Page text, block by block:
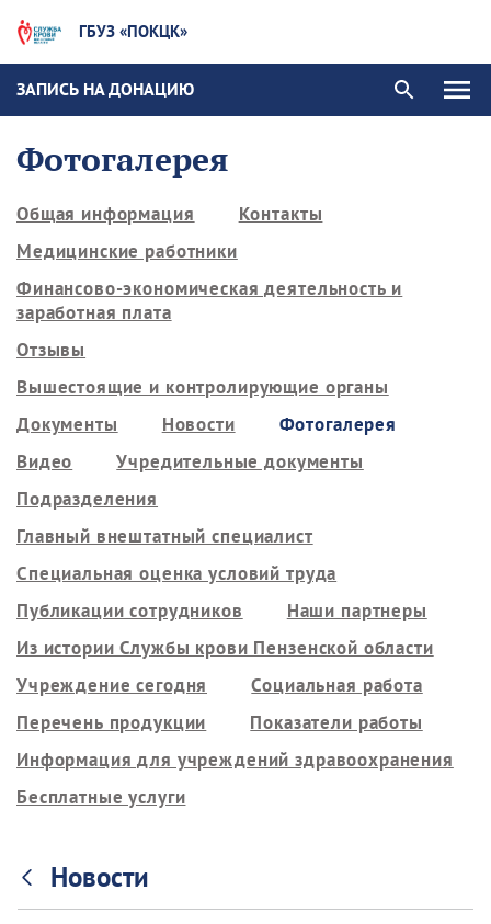
ГБУЗ «ПОКЦК»
ЗАПИСЬ НА ДОНАЦИЮ
Фотогалерея
Общая информация
Контакты
Медицинские работники
Финансово-экономическая деятельность и
заработная плата
Отзывы
Вышестоящие и контролирующие органы
Документы
Новости
Фотогалерея
Видео
Учредительные документы
Подразделения
Главный внештатный специалист
Специальная оценка условий труда
Публикации сотрудников
Наши партнеры
Из истории Службы крови Пензенской области
Учреждение сегодня
Социальная работа
Перечень продукции
Показатели работы
Информация для учреждений здравоохранения
Бесплатные услуги
Новости